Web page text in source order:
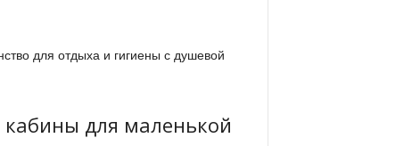
для отдыха и гигиены с душевой
для маленькой